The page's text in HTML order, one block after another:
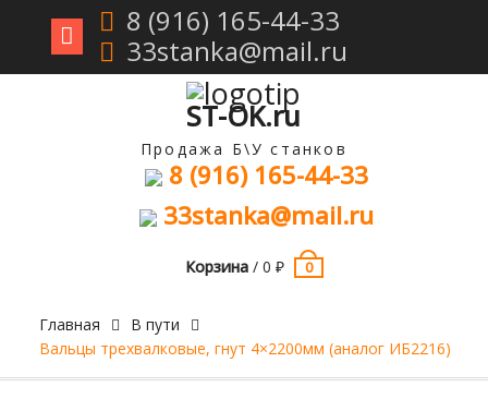
Перейти
8 (916) 165-44-33
33stanka@mail.ru
ST-OK.ru
Продажа Б\У станков
8 (916) 165-44-33
33stanka@mail.ru
Корзина/ 0 ₽ 0
Главная
В пути
Вальцы трехвалковые, гнут 4×2200мм (аналог ИБ2216)